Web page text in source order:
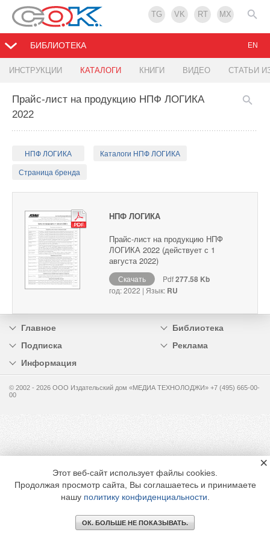
TG VK RT MX
БИБЛИОТЕКА
ИНСТРУКЦИИ КАТАЛОГИ КНИГИ ВИДЕО СТАТЬИ
EN
Прайс-лист на продукцию НПФ ЛОГИКА
2022
НПФ ЛОГИКА Каталоги НПФ ЛОГИКА
Страница бренда
НПФ ЛОГИКА
Прайс-лист на продукцию НПФ
ЛОГИКА 2022 (действует с 1
августа 2022)
Скачать Pdf277.58 Kb
год: 2022 | Язык: RU
Главное
Библиотека
Подписка
Реклама
Информация
© 2002 - 2026 OOO Издательский дом «МЕДИА ТЕХНОЛОДЖИ» +7 (495) 665-00-
00
Этот веб-сайт использует файлы cookies.
Продолжая просмотр сайта, Вы соглашаетесь и принимаете
нашу политику конфиденциальности
ОК. БОЛЬШЕ НЕ ПОКАЗЫВАТЬ.
×